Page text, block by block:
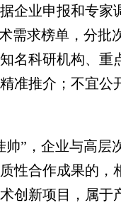
企业申报和专家
需求榜单，分批
名科研机构、重
准推介；不宜公
”，企业与高层
性合作成果的，
创新项目，属于